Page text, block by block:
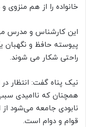
خانواده را از هم منزوی و
این کارشناس و مدرس
پیوسته حافظ و نگهبان
راحتی شکار می شوند.
نیک پناه گفت: انتظار
همچنان که ناامیدی
نابودی جامعه می‌شود از
قوام و دوام است.